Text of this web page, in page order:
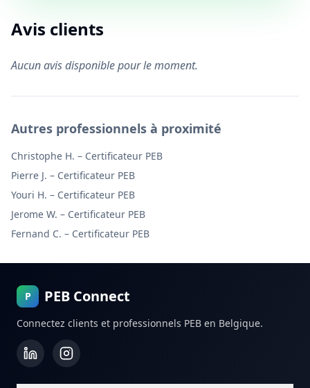
Avis clients
Aucun avis disponible pour le moment.
Autres professionnels à proximité
Christophe H. – Certificateur PEB
Pierre J. – Certificateur PEB
Youri H. – Certificateur PEB
Jerome W. – Certificateur PEB
Fernand C. – Certificateur PEB
P PEB Connect
Connectez clients et professionnels PEB en Belgique.